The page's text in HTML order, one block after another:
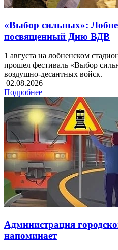
«Выбор сильных»:
посвященный Дню ВДВ
1 августа на лобненском
прошел фестиваль «Выбор
воздушно-десантных войск.
02.08.2026
Подробнее
Администрация
напоминает